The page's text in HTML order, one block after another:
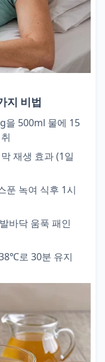
지 비법
을 500ml 물에 15
재생 효과 (1일
푼 녹여 식후 1시
바닥 움푹 패인
로 30분 유지